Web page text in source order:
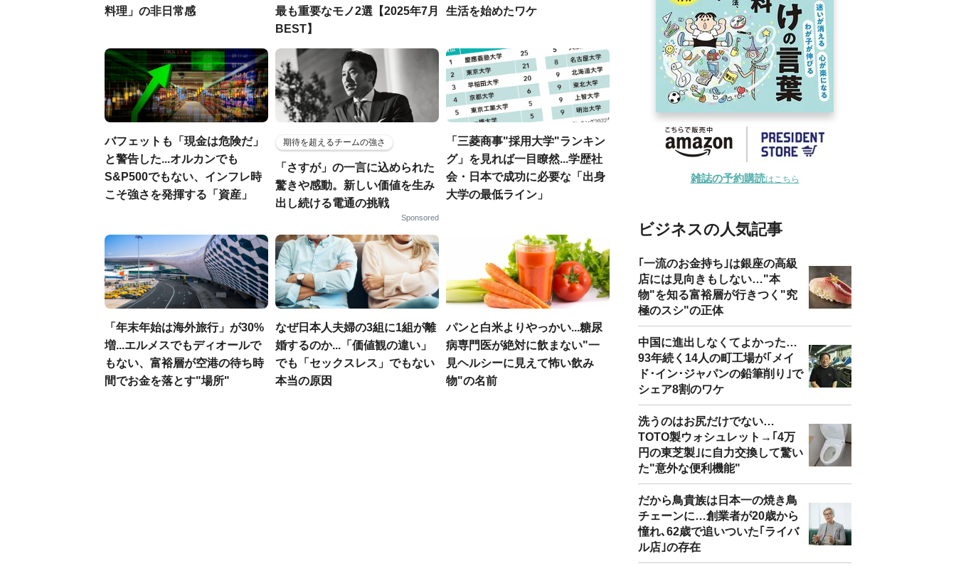
料理」の非日常感
最も重要なモノ2選【2025年7月
BEST】
生活を始めたワケ
バフェットも「現金は危険だ」
と警告した...オルカンでも
S&P500でもない、インフレ時
こそ強さを発揮する「資産」
期待を超えるチームの強さ
「さすが」の一言に込められた
驚きや感動。新しい価値を生み
出し続ける電通の挑戦
Sponsored
「三菱商事"採用大学"ランキン
グ」を見れば一目瞭然...学歴社
会・日本で成功に必要な「出身
大学の最低ライン」
「年末年始は海外旅行」が30%
増...エルメスでもディオールで
もない、富裕層が空港の待ち時
間でお金を落とす"場所"
なぜ日本人夫婦の3組に1組が離
婚するのか...「価値観の違い」
でも「セックスレス」でもない
本当の原因
パンと白米よりやっかい...糖尿
病専門医が絶対に飲まない"一
見ヘルシーに見えて怖い飲み
物"の名前
雑誌の予約購読はこちら
ビジネスの人気記事
｢一流のお金持ち｣は銀座の高級
店には見向きもしない…"本
物"を知る富裕層が行きつく"究
極のスシ"の正体
中国に進出しなくてよかった…
93年続く14人の町工場が｢メイ
ド･イン･ジャパンの鉛筆削り｣で
シェア8割のワケ
洗うのはお尻だけでない…
TOTO製ウォシュレット→｢4万
円の東芝製｣に自力交換して驚い
た"意外な便利機能"
だから鳥貴族は日本一の焼き鳥
チェーンに…創業者が20歳から
憧れ､62歳で追いついた｢ライバ
ル店｣の存在